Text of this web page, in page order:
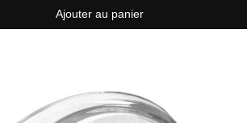
Ajouter au panier